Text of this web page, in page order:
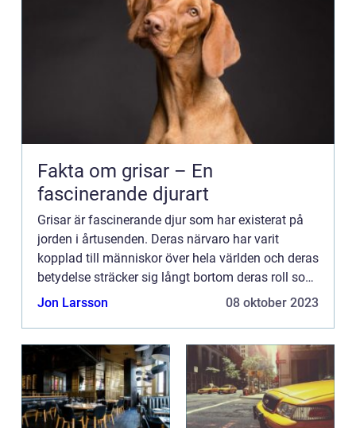
Fakta om grisar – En
fascinerande djurart
Grisar är fascinerande djur som har existerat på
jorden i årtusenden. Deras närvaro har varit
kopplad till människor över hela världen och deras
betydelse sträcker sig långt bortom deras roll som
matproducenter. I denna artikel kommer vi att
Jon Larsson 08 oktober 2023